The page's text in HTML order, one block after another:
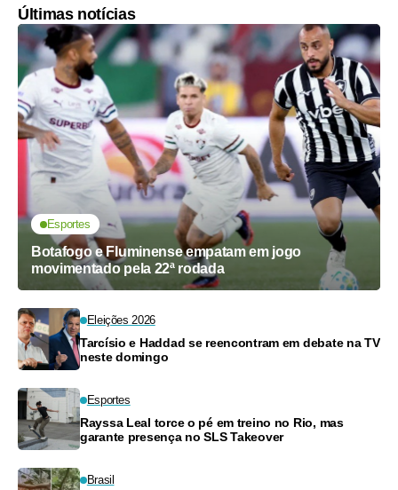
Últimas notícias
Esportes
Botafogo e Fluminense empatam em jogo
movimentado pela 22ª rodada
Eleições 2026
Tarcísio e Haddad se reencontram em debate na TV
neste domingo
Esportes
Rayssa Leal torce o pé em treino no Rio, mas
garante presença no SLS Takeover
Brasil